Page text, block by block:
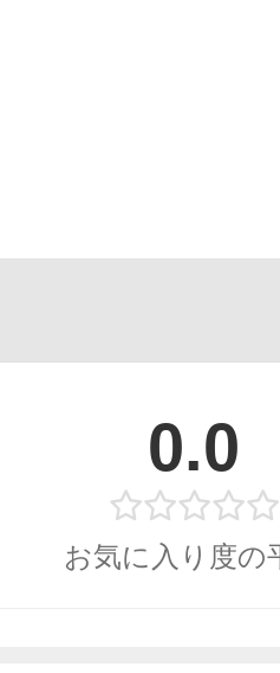
0.0
お気に入り度の